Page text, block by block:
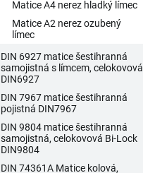
Matice A4 nerez hladký límec
Matice A2 nerez ozubený
límec
DIN 6927 matice šestihranná
samojistná s límcem, celokovová
DIN6927
DIN 7967 matice šestihranná
pojistná DIN7967
DIN 9804 matice šestihranná
samojistná, celokovová Bi-Lock
DIN9804
DIN 74361A Matice kolová,